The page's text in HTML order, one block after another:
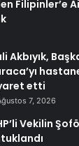
Filipinler’e
Akbıyık,
etti
7, 2026
Vekilin